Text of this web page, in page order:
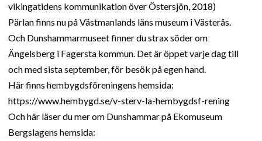
vikingatidens kommunikation över Östersjön, 2018)
Pärlan finns nu på Västmanlands läns museum i Västerås.
Och Dunshammarmuseet finner du strax söder om
Ängelsberg i Fagersta kommun. Det är öppet varje dag till
och med sista september, för besök på egen hand.
Här finns hembygdsföreningens hemsida:
https://www.hembygd.se/v-sterv-la-hembygdsf-rening
Och här läser du mer om Dunshammar på Ekomuseum
Bergslagens hemsida: